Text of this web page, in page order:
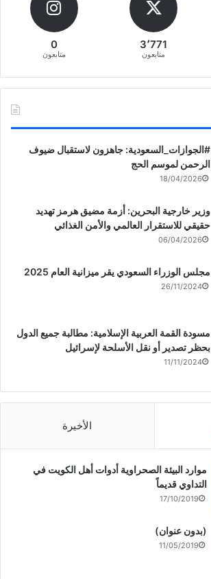
3٬771
متابعون
0
متابعون
‏‎#الجوازات_السعودية: جاهزون لاستقبال ضيوف
الرحمن لموسم الحج
18/04/2026
وزير خارجية البحرين: أزمة مضيق هرمز تهديد
حقيقي للاستقرار العالمي والأمن الغذائي
06/04/2026
مجلس الوزراء السعودي يقر ميزانية العام 2025
26/11/2024
مسودة القمة العربية الإسلامية: مطالبة جميع الدول
بحظر تصدير أو نقل الأسلحة لإسرائيل
11/11/2024
الأخيرة
موارد البيئة الصحراوية أدوات أهل الكويت في
التداوي قديماً
17/10/2019
(بدون عنوان)
11/05/2019